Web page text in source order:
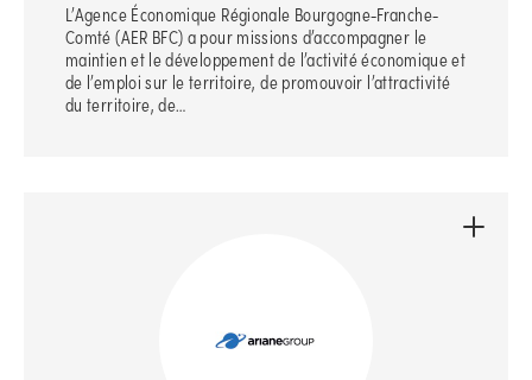
L’Agence Économique Régionale Bourgogne-Franche-
Comté (AER BFC) a pour missions d’accompagner le
maintien et le développement de l’activité économique et
de l’emploi sur le territoire, de promouvoir l’attractivité
du territoire, de…